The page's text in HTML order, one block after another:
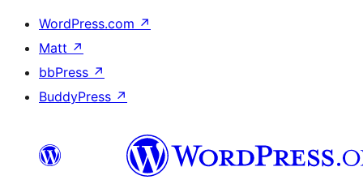
WordPress.com ↗
Matt ↗
bbPress ↗
BuddyPress ↗